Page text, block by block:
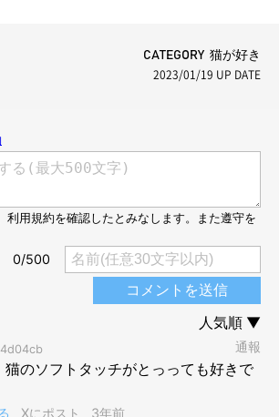
CATEGORY 猫が好き
2023/01/19 UP DATE